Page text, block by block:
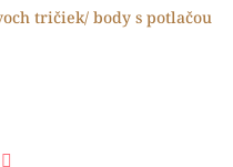
tričiek/ body s potlačou